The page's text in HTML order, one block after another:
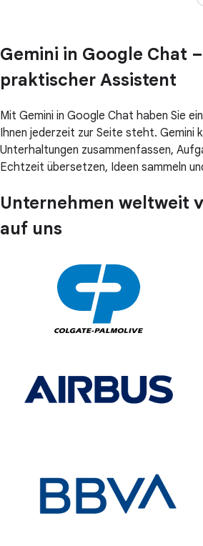
Gemini in Google Chat
praktischer Assistent
Mit Gemini in Google Chat haben Sie
Ihnen jederzeit zur Seite steht. Gemini
Unterhaltungen zusammenfassen,
Echtzeit übersetzen, Ideen sammeln
Unternehmen weltweit
auf uns